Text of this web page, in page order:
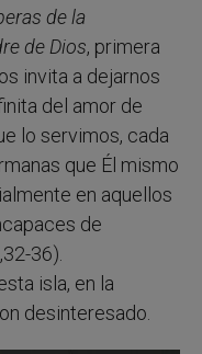
de la
de Dios, primera
invita a dejarnos
del amor de
lo servimos, cada
que Él mismo
en aquellos
de
36).
isla, en la
desinteresado.